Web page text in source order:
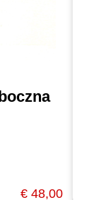
€ 48,00